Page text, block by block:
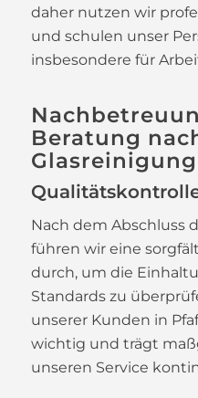
daher nutzen wir
und schulen unser
insbesondere für
Beratung
Glasreinigung
Nach dem Abschluss
führen wir eine
durch, um die
Standards zu
unserer Kunden in
wichtig und trägt
unseren Service